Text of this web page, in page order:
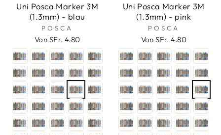
Uni Posca Marker 3M
(1.3mm) - blau
POSCA
Von SFr. 4.80
Uni Posca Marker 3M
(1.3mm) - pink
POSCA
Von SFr. 4.80